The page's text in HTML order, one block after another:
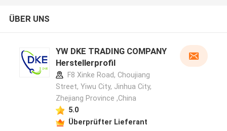
ÜBER UNS
YW DKE TRADING COMPANY
Herstellerprofil
F8 Xinke Road, Choujiang
Street, Yiwu City, Jinhua City,
Zhejiang Province ,China
5.0
Überprüfter Lieferant